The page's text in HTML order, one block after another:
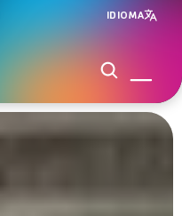
IDIOMA